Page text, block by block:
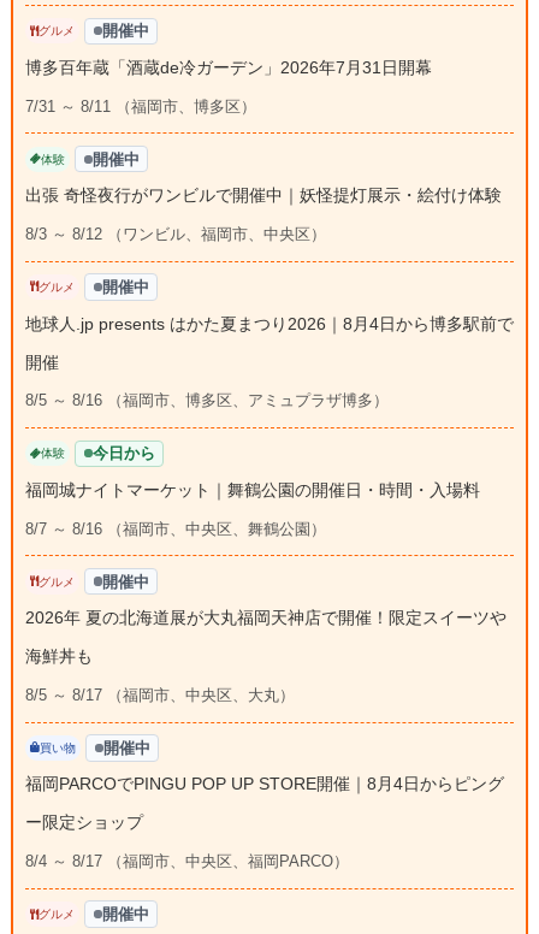
グルメ 開催中
博多百年蔵「酒蔵de冷ガーデン」2026年7月31日開幕
7/31 ～ 8/11 （福岡市、博多区）
体験 開催中
出張 奇怪夜行がワンビルで開催中｜妖怪提灯展示・絵付け体験
8/3 ～ 8/12 （ワンビル、福岡市、中央区）
グルメ 開催中
地球人.jp presents はかた夏まつり2026｜8月4日から博多駅前で
開催
8/5 ～ 8/16 （福岡市、博多区、アミュプラザ博多）
体験 今日から
福岡城ナイトマーケット｜舞鶴公園の開催日・時間・入場料
8/7 ～ 8/16 （福岡市、中央区、舞鶴公園）
グルメ 開催中
2026年 夏の北海道展が大丸福岡天神店で開催！限定スイーツや
海鮮丼も
8/5 ～ 8/17 （福岡市、中央区、大丸）
買い物 開催中
福岡PARCOでPINGU POP UP STORE開催｜8月4日からピング
ー限定ショップ
8/4 ～ 8/17 （福岡市、中央区、福岡PARCO）
グルメ 開催中